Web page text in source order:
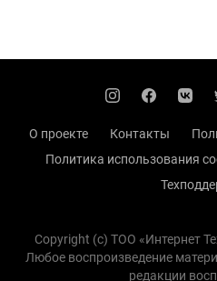
О проекте Контакты
Политика использования
Copyright (с) TOO «Интернет
Любое воспроизведение
редакции